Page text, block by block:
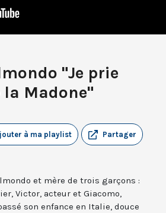
"Je prie
la Madone"
Partager
à ma playlist
et mère de trois garçons :
Victor, acteur et Giacomo,
son enfance en Italie, douce